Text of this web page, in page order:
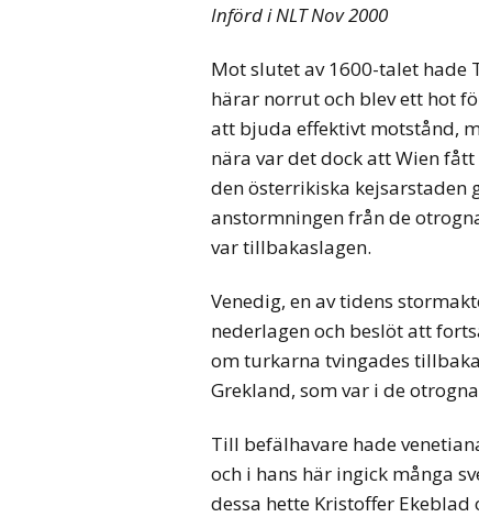
Införd i NLT Nov 2000
Mot slutet av 1600-talet hade
härar norrut och blev ett hot
att bjuda effektivt motstånd,
nära var det dock att Wien
den österrikiska kejsarstaden
anstormningen från de
var tillbakaslagen.
Venedig, en av tidens
nederlagen och beslöt att
om turkarna tvingades
Grekland, som var i de
Till befälhavare hade
och i hans här ingick många
dessa hette Kristoffer